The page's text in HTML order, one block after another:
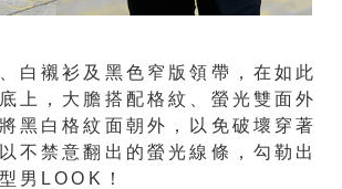
白襯衫及黑色窄版領帶，在如此
上，大膽搭配格紋、螢光雙面外
黑白格紋面朝外，以免破壞穿著
不禁意翻出的螢光線條，勾勒出
男LOOK！